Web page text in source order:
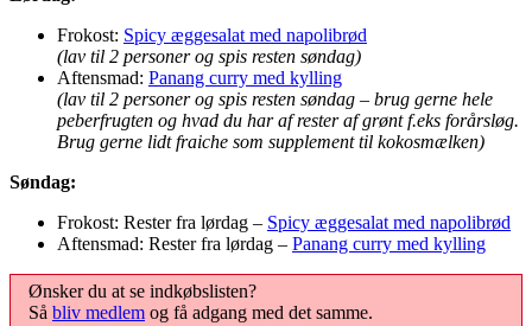
Frokost: Spicy æggesalat med napolibrød
(lav til 2 personer og spis resten søndag)
Aftensmad: Panang curry med kylling
(lav til 2 personer og spis resten søndag – brug gerne hele
peberfrugten og hvad du har af rester af grønt f.eks forårsløg.
Brug gerne lidt fraiche som supplement til kokosmælken)
Søndag:
Frokost: Rester fra lørdag – Spicy æggesalat med napolibrød
Aftensmad: Rester fra lørdag – Panang curry med kylling
Ønsker du at se indkøbslisten?
Så bliv medlem og få adgang med det samme.